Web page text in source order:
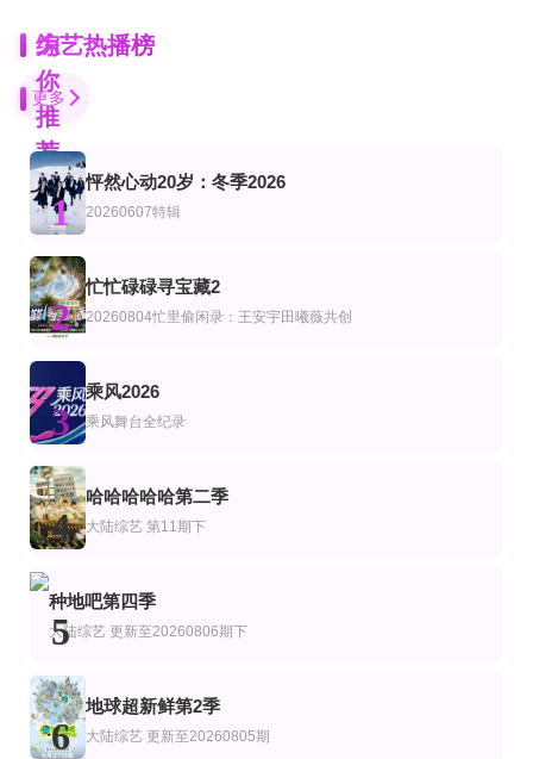
为
你
推
荐
20260806一起聊 白景屹墨龙郭颖探讨舞台意义
说唱巅峰对决2026
第2期
友你的旅行
第1期完结
驶向她的春天
更新至07集
街头餐厅斗士
李连福,金浩允,金民成,郑镐泳,宋勋,洪锡天
第4集
新钥匙
Shōhei Osada,Shun Matsuo,Soshina
更新至20260806期离场之后
脱口秀和Ta的朋友们第三季
暂无
GNZ48十周年《拾忆》纪念片
陈辰的超越边界
陈辰 戴军 戚薇 林依晨 陈妍希
粤旅玩家
更新至02集
王子与乞丐2026
朴正洙,徐英浩,朴志晟,金曜汉,申东熙
第3期
梅绽芳华·中国戏剧梅花奖艺术家口述史
第4期
我遇见的精神病态者
全炫茂 曺圭贤 许龄智 nucksal
花少世界树奇遇派对
与海洋共舞
囚牢生存战
瑞提希·德希穆克,法拉·可汗
综艺热播榜
更多
1
怦然心动20岁：冬季2026
20260607特辑
2
忙忙碌碌寻宝藏2
20260804忙里偷闲录：王安宇田曦薇共创
3
乘风2026
乘风舞台全纪录
4
哈哈哈哈哈第二季
大陆综艺 第11期下
5
种地吧第四季
大陆综艺 更新至20260806期下
6
地球超新鲜第2季
大陆综艺 更新至20260805期